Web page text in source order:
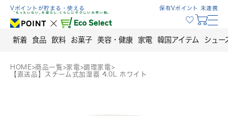
Skip
content
Vポイントが貯まる・使える 保有Vポイント 未連携
新着 食品 飲料 お菓子 美容・健康 家電 韓国アイテム シュー
HOME>商品一覧>家電>調理家電>
【直送品】スチーム式加湿器 4.0L ホワイト